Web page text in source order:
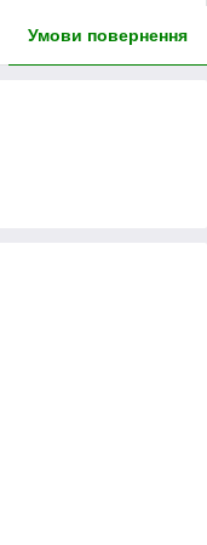
Умови повернення